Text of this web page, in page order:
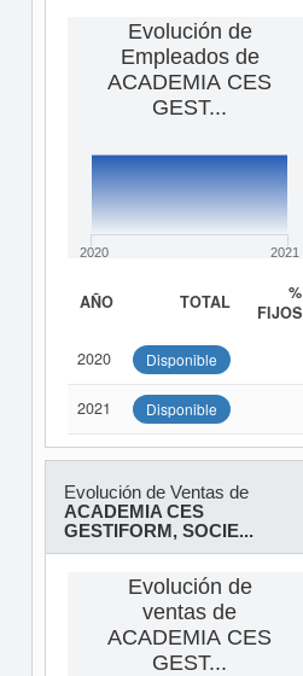
Evolución de
Empleados de
ACADEMIA CES
GEST...
2020 2021
AÑO TOTAL
%
FIJOS
2020 Disponible
2021 Disponible
Evolución de Ventas de
ACADEMIA CES
GESTIFORM, SOCIE...
Evolución de
ventas de
ACADEMIA CES
GEST...